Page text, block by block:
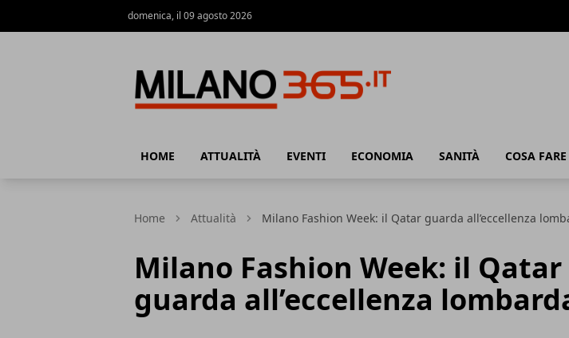
domenica, il 09 agosto 2026
HOME ATTUALITÀ EVENTI ECONOMIA SANITÀ COSA
Home Attualità Milano Fashion Week: il Qatar guarda all’eccellenza
Milano Fashion Week: il Qatar
guarda all’eccellenza